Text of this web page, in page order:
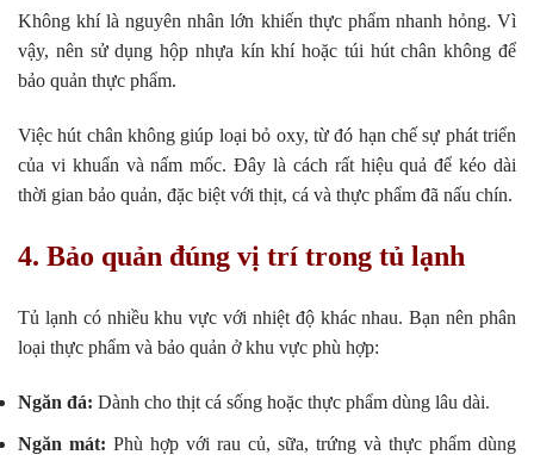
Không khí là nguyên nhân lớn khiến thực phẩm nhanh hỏng. Vì
vậy, nên sử dụng hộp nhựa kín khí hoặc túi hút chân không để
bảo quản thực phẩm.
Việc hút chân không giúp loại bỏ oxy, từ đó hạn chế sự phát triển
của vi khuẩn và nấm mốc. Đây là cách rất hiệu quả để kéo dài
thời gian bảo quản, đặc biệt với thịt, cá và thực phẩm đã nấu chín.
4. Bảo quản đúng vị trí trong tủ lạnh
Tủ lạnh có nhiều khu vực với nhiệt độ khác nhau. Bạn nên phân
loại thực phẩm và bảo quản ở khu vực phù hợp:
Ngăn đá: Dành cho thịt cá sống hoặc thực phẩm dùng lâu dài.
Ngăn mát: Phù hợp với rau củ, sữa, trứng và thực phẩm dùng